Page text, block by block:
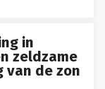
in
zeldzame
van de zon